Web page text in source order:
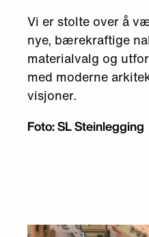
Vi er stolte over å
nye, bærekraftige
materialvalg og
med moderne
visjoner.
Foto: SL Steinlegging